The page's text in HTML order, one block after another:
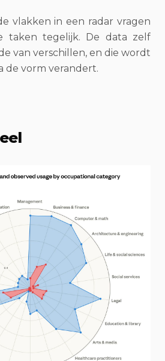
vlakken in een radar vragen
taken tegelijk. De data zelf
van verschillen, en die wordt
de vorm verandert.